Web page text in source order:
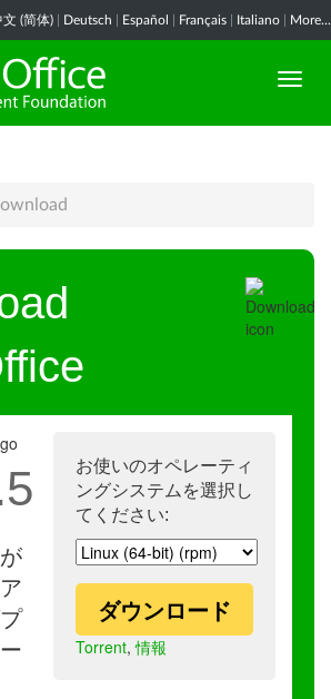
文 (简体) Deutsch Español Français Italiano More...
お使いのオペレーティ
ングシステムを選択し
てください:
ダウンロード
Torrent,情報